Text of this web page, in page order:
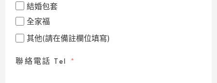
結婚包套
全家福
其他(請在備註欄位填寫)
聯絡電話 Tel